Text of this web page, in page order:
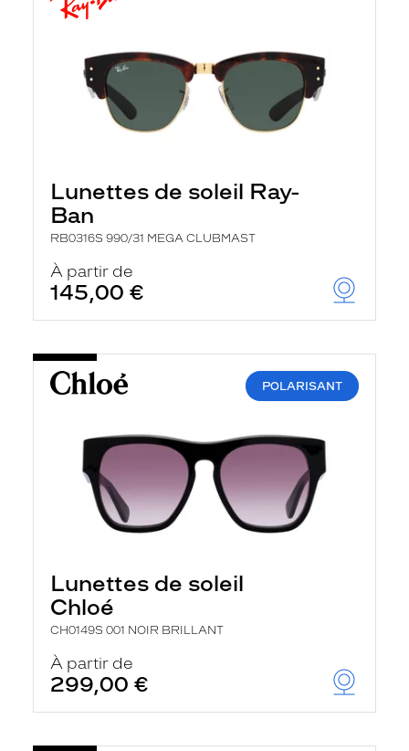
Lunettes de soleil Ray-
Ban
RB0316S 990/31 MEGA CLUBMAST
À partir de
145,00 €
POLARISANT
Lunettes de soleil
Chloé
CH0149S 001 NOIR BRILLANT
À partir de
299,00 €